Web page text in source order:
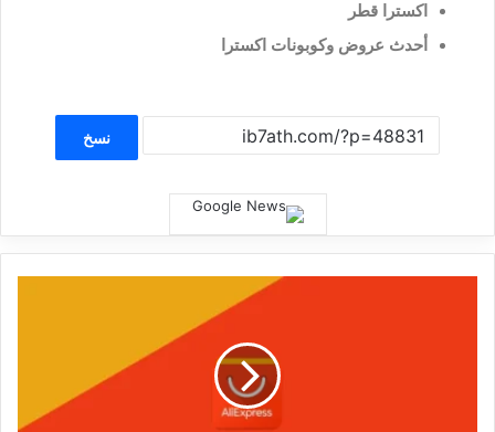
اكسترا قطر
أحدث عروض وكوبونات اكسترا
نسخ